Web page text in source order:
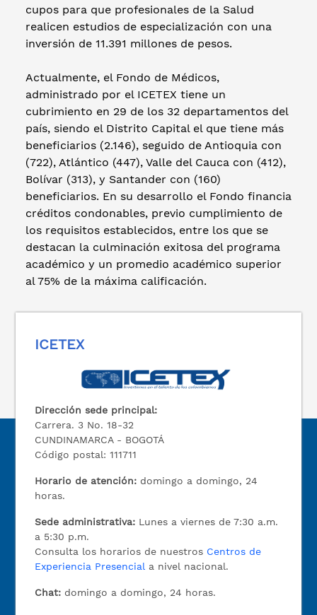
cupos para que profesionales de la Salud
realicen estudios de especialización con una
inversión de 11.391 millones de pesos.
Actualmente, el Fondo de Médicos,
administrado por el ICETEX tiene un
cubrimiento en 29 de los 32 departamentos del
país, siendo el Distrito Capital el que tiene más
beneficiarios (2.146), seguido de Antioquia con
(722), Atlántico (447), Valle del Cauca con (412),
Bolívar (313), y Santander con (160)
beneficiarios. En su desarrollo el Fondo financia
créditos condonables, previo cumplimiento de
los requisitos establecidos, entre los que se
destacan la culminación exitosa del programa
académico y un promedio académico superior
al 75% de la máxima calificación.
ICETEX
Dirección sede principal:
Carrera. 3 No. 18-32
CUNDINAMARCA - BOGOTÁ
Código postal: 111711
Horario de atención: domingo a domingo, 24
horas.
Sede administrativa: Lunes a viernes de 7:30 a.m.
a 5:30 p.m.
Consulta los horarios de nuestros Centros de
Experiencia Presencial a nivel nacional.
Chat: domingo a domingo, 24 horas.